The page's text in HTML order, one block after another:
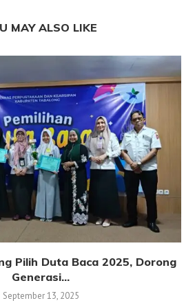
MAY ALSO LIKE
Pilih Duta Baca 2025, Dorong
Generasi...
September 13, 2025